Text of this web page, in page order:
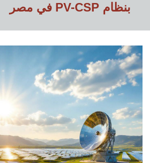
في مصر PV-CSP بنظام